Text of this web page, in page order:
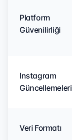
Platform
Güvenilirliği
Instagram
Güncellemeleri
Veri Formatı